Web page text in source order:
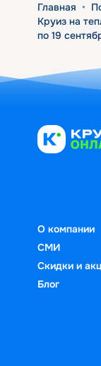
Главная •
Круиз на
по 19
О компании
СМИ
Скидки и
Блог